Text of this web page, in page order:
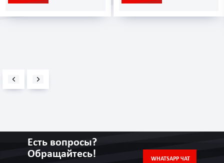
Есть вопросы?
Обращайтесь!
WHATSAPP ЧАТ